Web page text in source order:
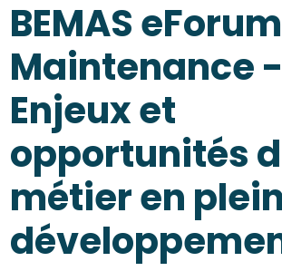
BEMAS eForum
Maintenance -
Enjeux et
opportunités
métier en plein